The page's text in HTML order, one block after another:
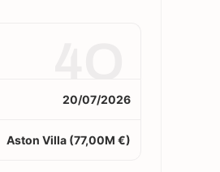
20/07/2026
Aston Villa (77,00M €)